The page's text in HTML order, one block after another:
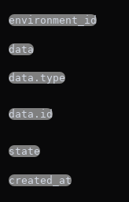
environment_id
data
data.type
data.id
state
created_at